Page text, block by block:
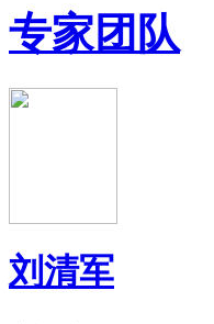
专家团队
刘清军